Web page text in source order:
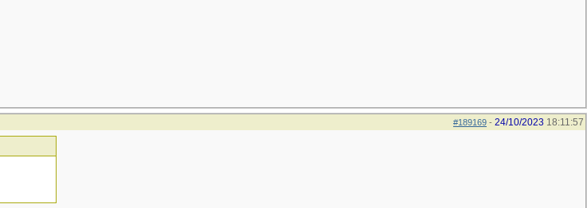
#189169 - 24/10/2023 18:11:57